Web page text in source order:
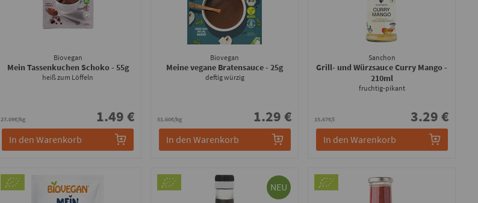
Biovegan
Mein Tassenkuchen Schoko- 55g
heiß zum Löffeln
27.09€/kg 1.49 €
In den Warenkorb
Biovegan
Meine vegane Bratensauce- 25g
deftig würzig
51.60€/kg 1.29 €
In den Warenkorb
Sanchon
Grill- und Würzsauce Curry Mango-
210ml
fruchtig-pikant
15.67€/l 3.29 €
In den Warenkorb
NEU